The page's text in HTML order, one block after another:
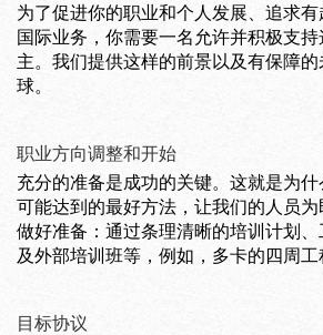
为了促进你的职业和个人发展、追求
国际业务，你需要一名允许并积极支
主。我们提供这样的前景以及有保障
球。
职业方向调整和开始
充分的准备是成功的关键。这就是为
可能达到的最好方法，让我们的人员
做好准备：通过条理清晰的培训计划
及外部培训班等，例如，多卡的四周工
目标协议